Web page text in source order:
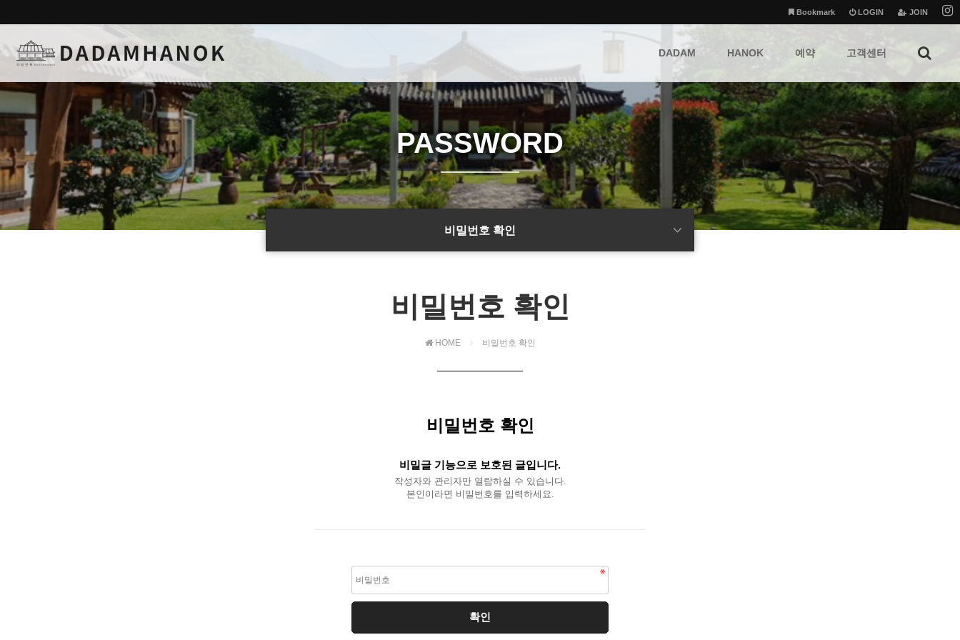
JOIN
LOGIN
Bookmark
DADAM
하위분류
HANOK
하위분류
예약
하위분류
고객센터
하위분류
PASSWORD
비밀번호 확인
비밀번호 확인
HOME 비밀번호 확인
비밀번호 확인
비밀글 기능으로 보호된 글입니다.
작성자와 관리자만 열람하실 수 있습니다.
본인이라면 비밀번호를 입력하세요.